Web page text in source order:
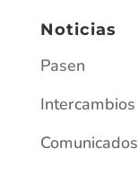
Noticias
Pasen
Intercambios
Comunicados